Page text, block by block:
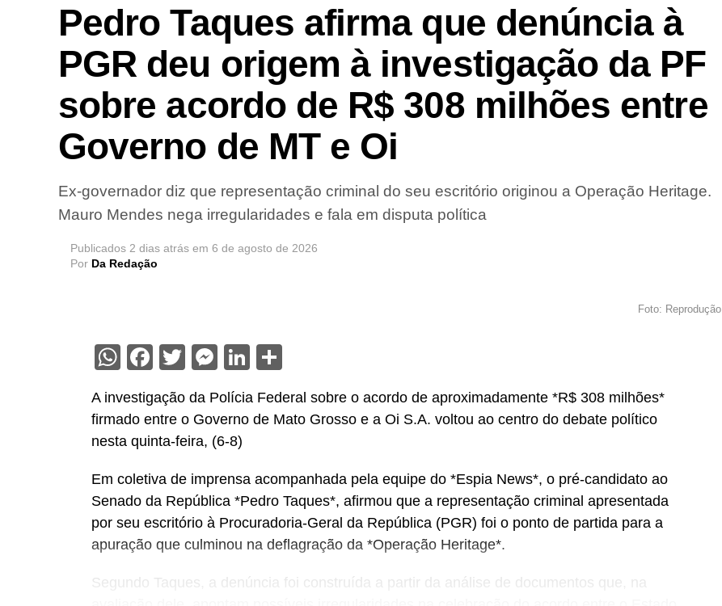
Pedro Taques afirma que denúncia à
PGR deu origem à investigação da PF
sobre acordo de R$ 308 milhões entre
Governo de MT e Oi
Ex-governador diz que representação criminal do seu escritório originou a Operação Heritage.
Mauro Mendes nega irregularidades e fala em disputa política
Publicados 2 dias atrás em 6 de agosto de 2026
Por Da Redação
Foto: Reprodução
WhatsApp
Facebook
Twitter
Messenger
LinkedIn
A investigação da Polícia Federal sobre o acordo de aproximadamente *R$ 308 milhões*
firmado entre o Governo de Mato Grosso e a Oi S.A. voltou ao centro do debate político
nesta quinta-feira, (6-8)
Em coletiva de imprensa acompanhada pela equipe do *Espia News*, o pré-candidato ao
Senado da República *Pedro Taques*, afirmou que a representação criminal apresentada
por seu escritório à Procuradoria-Geral da República (PGR) foi o ponto de partida para a
apuração que culminou na deflagração da *Operação Heritage*.
Segundo Taques, a denúncia foi construída a partir da análise de documentos que, na